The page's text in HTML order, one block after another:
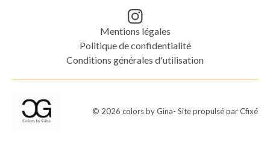
Mentions légales
Politique de confidentialité
Conditions générales d'utilisation
© 2026 colors by Gina- Site propulsé parCfixé